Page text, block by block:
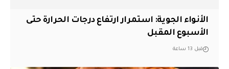
الأنواء الجوية: استمرار ارتفاع درجات الحرارة حتى
الأسبوع المقبل
قبل 13 ساعة